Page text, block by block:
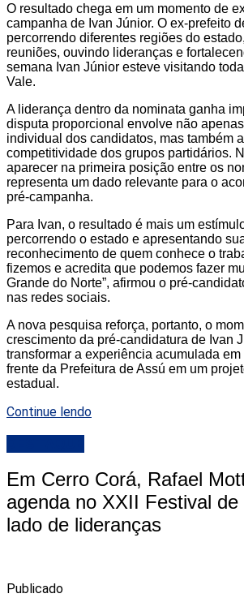
O resultado chega em um momento de
campanha de Ivan Júnior. O ex-prefeito
percorrendo diferentes regiões do
reuniões, ouvindo lideranças e
semana Ivan Júnior esteve visitando
Vale.
A liderança dentro da nominata ganha
disputa proporcional envolve não
individual dos candidatos, mas também
competitividade dos grupos partidários.
aparecer na primeira posição entre os
representa um dado relevante para o
pré-campanha.
Para Ivan, o resultado é mais um
percorrendo o estado e apresentando
reconhecimento de quem conhece o
fizemos e acredita que podemos fazer
Grande do Norte”, afirmou o pré-
nas redes sociais.
A nova pesquisa reforça, portanto, o
crescimento da pré-candidatura de Ivan
transformar a experiência acumulada
frente da Prefeitura de Assú em um
estadual.
Continue lendo
Em Cerro Corá, Rafael
agenda no XXII Festival
lado de lideranças
Publicado